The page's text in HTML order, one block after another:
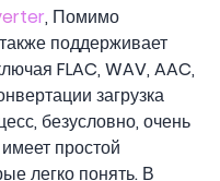
, Помимо
поддерживает
FLAC, WAV, AAC,
загрузка
безусловно, очень
простой
легко понять. В